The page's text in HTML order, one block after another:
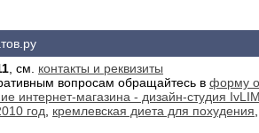
, см. контакты и реквизиты
вопросам обращайтесь в форму
интернет-магазина - дизайн-студия
год кремлевская диета для похудения